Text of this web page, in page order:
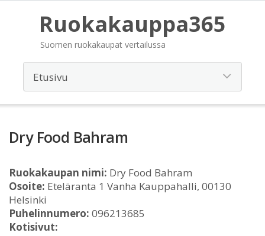
Ruokakauppa365
Suomen ruokakaupat vertailussa
Dry Food Bahram
Ruokakaupan nimi: Dry Food Bahram
Osoite: Eteläranta 1 Vanha Kauppahalli, 00130
Helsinki
Puhelinnumero: 096213685
Kotisivut: